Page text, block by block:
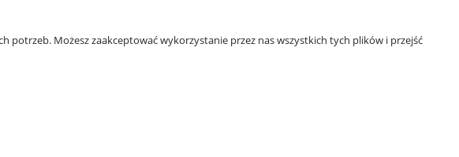
Możesz zaakceptować wykorzystanie przez nas wszystkich tych plików i przejść